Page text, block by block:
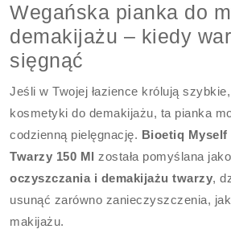
Wegańska pianka do
demakijażu – kiedy
sięgnąć
Jeśli w Twojej łazience królują
kosmetyki do demakijażu, ta pianka
codzienną pielęgnację. Bioetiq Myself
Twarzy 150 Ml została pomyślana
oczyszczania i demakijażu twarzy,
usunąć zarówno zanieczyszczenia,
makijażu.